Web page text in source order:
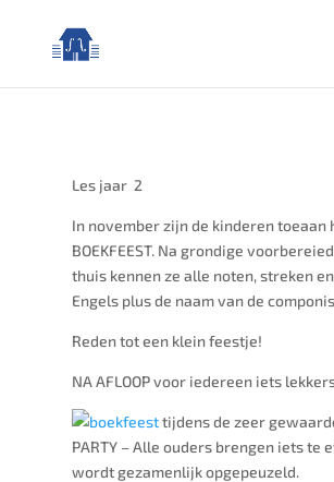
Les jaar 2
In november zijn de kinderen toeaan
BOEKFEEST. Na grondige
thuis kennen ze alle noten, streken
Engels plus de naam van de
Reden tot een klein feestje!
NA AFLOOP voor iedereen iets
tijdens de zeer
PARTY –Alle ouders brengen iets te
wordt gezamenlijk opgepeuzeld.